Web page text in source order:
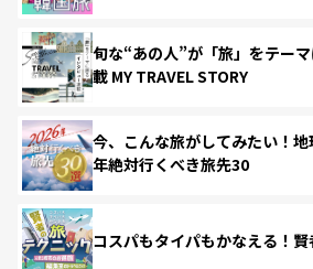
旬な“あの人”が「旅」をテー
載 MY TRAVEL STORY
今、こんな旅がしてみたい！
年絶対行くべき旅先30
コスパもタイパもかなえる！